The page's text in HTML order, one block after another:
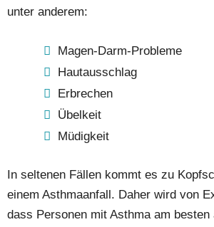
unter anderem:
Magen-Darm-Probleme
Hautausschlag
Erbrechen
Übelkeit
Müdigkeit
In seltenen Fällen kommt es zu
einem Asthmaanfall. Daher wird von
dass Personen mit Asthma am besten